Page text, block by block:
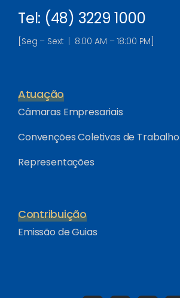
Tel: (48) 3229 1000
[Seg – Sext | 8:00 AM – 18:00 PM]
Atuação
Câmaras Empresariais
Convenções Coletivas de Trabalho
Representações
Contribuição
Emissão de Guias